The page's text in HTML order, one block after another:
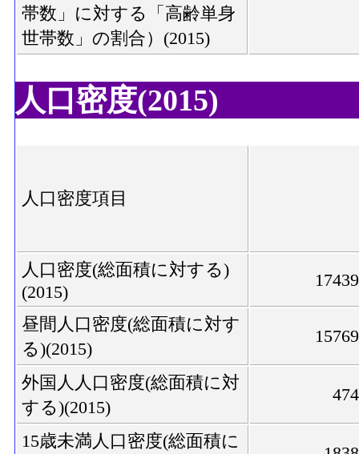
帯数」に対する「高齢単身
世帯数」の割合）(2015)
人口密度(2015)
人口密度項目
人口密度(総面積に対する)
(2015)
昼間人口密度(総面積に対す
る)(2015)
外国人人口密度(総面積に対
する)(2015)
15歳未満人口密度(総面積に